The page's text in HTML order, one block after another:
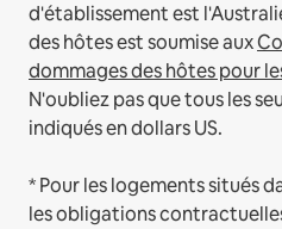
d'établissement est
des hôtes est soumise aux
dommages des hôtes pour
N'oubliez pas que tous les
indiqués en dollars US.
* Pour les logements situés
les obligations